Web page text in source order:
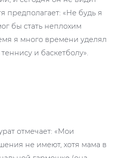
предполагает: «Не будь я
бы стать неплохим
я много времени уделял
и баскетболу».
отмечает: «Мои
не имеют, хотя мама в